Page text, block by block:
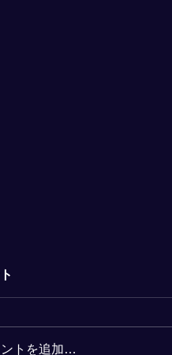
日【予約状況】
縁の1月1日の予約状況
をご確認後、なるべく前日ま
ントを追加…